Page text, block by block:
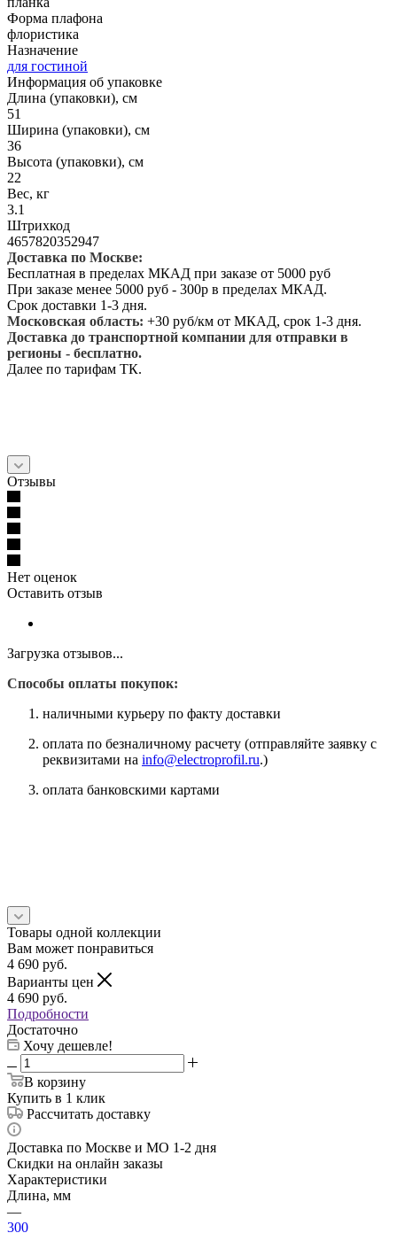
Форма плафона
флористика
Назначение
для гостиной
Информация об упаковке
Длина (упаковки), см
51
Ширина (упаковки), см
36
Высота (упаковки), см
22
Вес, кг
3.1
Штрихкод
4657820352947
Доставка по Москве:
Бесплатная в пределах МКАД при заказе от 5000 руб
При заказе менее 5000 руб - 300р в пределах МКАД.
Срок доставки 1-3 дня.
Московская область: +30 руб/км от МКАД, срок 1-3 дня.
Доставка до транспортной компании для отправки в
регионы - бесплатно.
Далее по тарифам ТК.
Отзывы
Нет оценок
Оставить отзыв
Загрузка отзывов...
Способы оплаты покупок:
наличными курьеру по факту доставки
оплата по безналичному расчету (отправляйте заявку с
реквизитами на info@electroprofil.ru.)
оплата банковскими картами
Товары одной коллекции
Вам может понравиться
4 690 руб.
Варианты цен
4 690 руб.
Подробности
Достаточно
Хочу дешевле!
В корзину
Купить в 1 клик
Рассчитать доставку
Доставка по Москве и МО 1-2 дня
Скидки на онлайн заказы
Характеристики
Длина, мм
—
300